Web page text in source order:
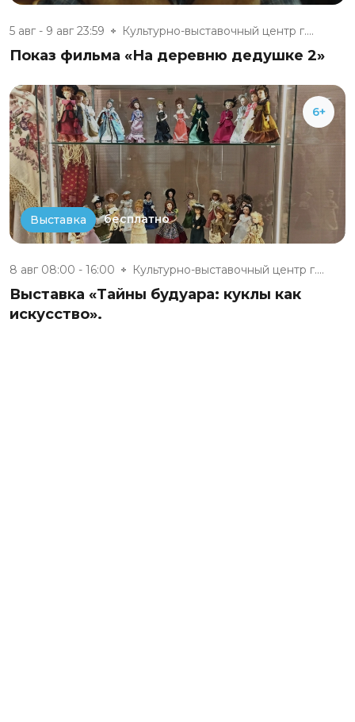
5 авг - 9 авг 23:59 Культурно-выставочный центр г....
Показ фильма «На деревню дедушке 2»
6+
Выставка бесплатно
8 авг 08:00 - 16:00 Культурно-выставочный центр г....
Выставка «Тайны будуара: куклы как
искусство».